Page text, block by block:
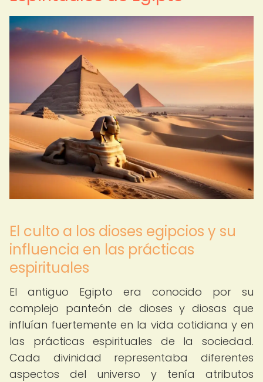
El culto a los dioses egipcios y su
influencia en las prácticas
espirituales
El antiguo Egipto era conocido por su
complejo panteón de dioses y diosas que
influían fuertemente en la vida cotidiana y en
las prácticas espirituales de la sociedad.
Cada divinidad representaba diferentes
aspectos del universo y tenía atributos